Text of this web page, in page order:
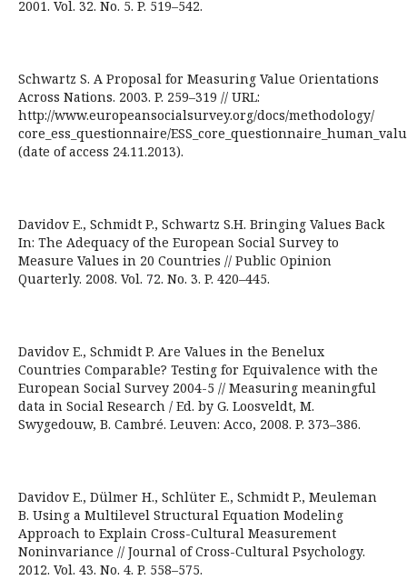
2001. Vol. 32. No. 5. P. 519–542.
Schwartz S. A Proposal for Measuring Value Orientations
Across Nations. 2003. P. 259–319 // URL:
http://www.europeansocialsurvey.org/docs/methodology/
core_ess_questionnaire/
(date of access 24.11.2013).
Davidov E., Schmidt P., Schwartz S.H. Bringing Values Back
In: The Adequacy of the European Social Survey to
Measure Values in 20 Countries // Public Opinion
Quarterly. 2008. Vol. 72. No. 3. P. 420–445.
Davidov E., Schmidt P. Are Values in the Benelux
Countries Comparable? Testing for Equivalence with the
European Social Survey 2004-5 // Measuring meaningful
data in Social Research / Ed. by G. Loosveldt, M.
Swygedouw, B. Cambré. Leuven: Acco, 2008. P. 373–386.
Davidov E., Dülmer H., Schlüter E., Schmidt P., Meuleman
B. Using a Multilevel Structural Equation Modeling
Approach to Explain Cross-Cultural Measurement
Noninvariance // Journal of Cross-Cultural Psychology.
2012. Vol. 43. No. 4. P. 558–575.